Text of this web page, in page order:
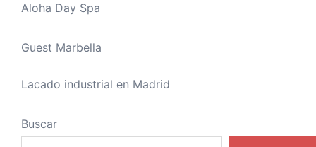
Aloha Day Spa
Guest Marbella
Lacado industrial en Madrid
Buscar